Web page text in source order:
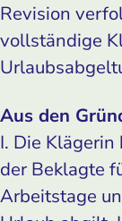
Revision
vollständige
Aus den
I. Die
der Beklagte
Arbeitstage